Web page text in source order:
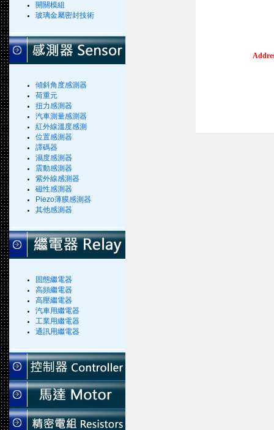
開關模組
玻璃金屬密封技術
傾斜角度感測器
荷重元
扭力感測器
汽車測量感測器
紅外線溫度感測
位置感測器
譯碼器
濕度感測器
震動感測器
紫外線感測器
磁性感測器
Piezo薄膜感測器
其他感測器
固態繼電器
高頻繼電器
高壓繼電器
汽車用繼電器
工業用繼電器
通訊用繼電器